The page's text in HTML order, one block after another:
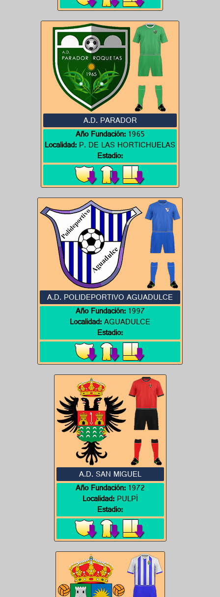
A.D. PARADOR
Año Fundación:1965
Localidad:P. DE LAS HORTICHUELAS
Estadio:
A.D. POLIDEPORTIVO AGUADULCE
Año Fundación:1997
Localidad:AGUADULCE
Estadio:
A.D. SAN MIGUEL
Año Fundación:1972
Localidad:PULPÍ
Estadio: